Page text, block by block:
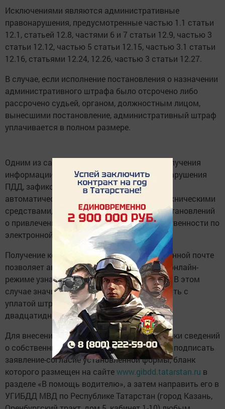
Исключениями являются административные
правонарушения, предусмотренные частью 1.1 статьи
12.1, статьей 12.8, частями 6 и 7 статьи 12.9, частью 3
статьи 12.12, частью 5 статьи 12.15, частью 3.1 статьи
12.16, статьями 12.24, 12.26, частью 3 статьи 12.27.
В случае, если исполнение постановления о назначении
административного штрафа было отсрочено либо
рассрочено судьей, органом, должностным лицом,
вынесшими постановление, административный штраф
уплачивается в полном размере.
Одним из самых оперативных способов получения
информации о неуплаченных штрафах за нарушения
ПДД, зафиксированных работающими в
автоматическом режиме специальными техническими
средствами, является получение копий постановлений
о привлечении к административной ответственности по
электронной почте.
Получение копий постановлений по электронной почте
позволяет автовладельцам практически в онлайн-
режиме узнавать о неуплаченных штрафах. В этом
случае значительно снижается риск опоздать с
уплатой штрафа с 50-процентной скидкой в
двадцатидневный срок.
Для внесения в список электронной рассылки сведений
о собственнике ТС необходимо заполнить и подписать
заявление-согласие установленной формы, бланк
которого размещен на сайтеwww.gibdd.tatarstan.ru в
разделе «В помощь водителю», а затем направить его в
УГИБДД МВД по Республике Татарстан (город Казань,